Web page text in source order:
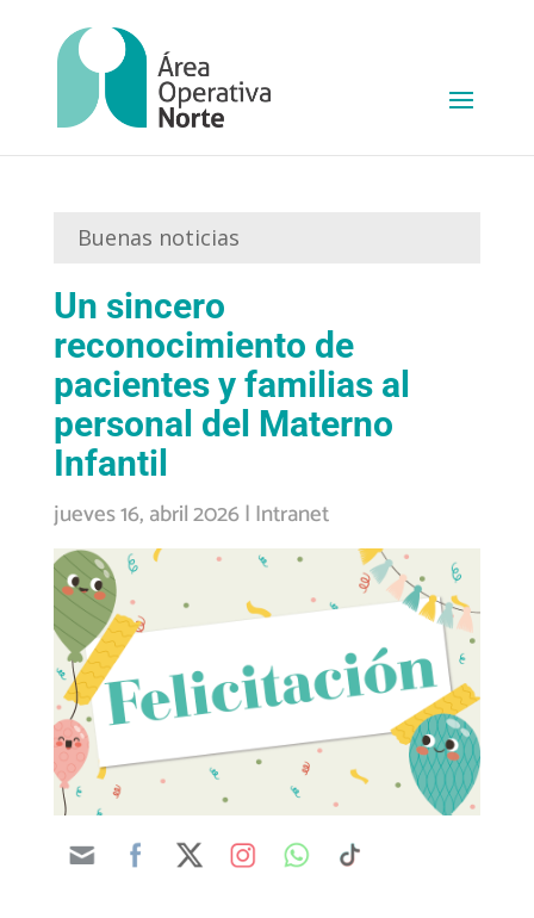
Buenas noticias
Un sincero
reconocimiento de
pacientes y familias al
personal del Materno
Infantil
jueves 16, abril 2026|Intranet